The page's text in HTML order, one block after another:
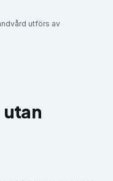
utförs av
utan